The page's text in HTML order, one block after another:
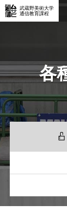
武蔵野美術大学
通信教育課程
各